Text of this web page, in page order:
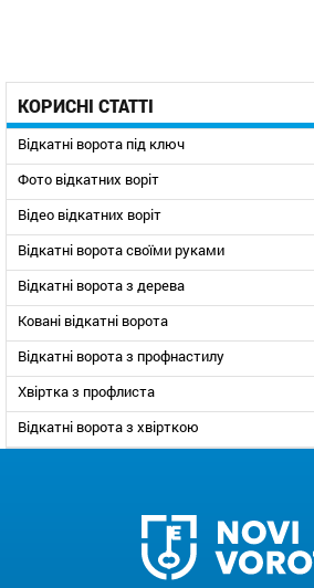
КОРИСНІ СТАТТІ
Відкатні ворота під ключ
Фото відкатних воріт
Відео відкатних воріт
Відкатні ворота своїми руками
Відкатні ворота з дерева
Ковані відкатні ворота
Відкатні ворота з профнастилу
Хвіртка з профлиста
Відкатні ворота з хвірткою